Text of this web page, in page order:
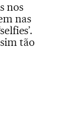
nos
nas
tão